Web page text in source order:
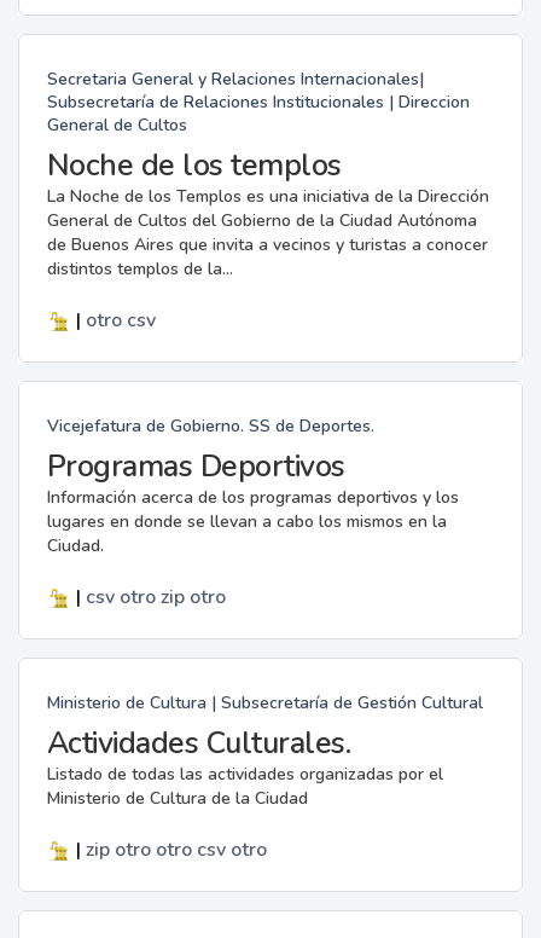
Secretaria General y Relaciones Internacionales|
Subsecretaría de Relaciones Institucionales | Direccion
General de Cultos
Noche de los templos
La Noche de los Templos es una iniciativa de la Dirección
General de Cultos del Gobierno de la Ciudad Autónoma
de Buenos Aires que invita a vecinos y turistas a conocer
distintos templos de la...
| otro csv
Vicejefatura de Gobierno. SS de Deportes.
Programas Deportivos
Información acerca de los programas deportivos y los
lugares en donde se llevan a cabo los mismos en la
Ciudad.
| csv otro zip otro
Ministerio de Cultura | Subsecretaría de Gestión Cultural
Actividades Culturales.
Listado de todas las actividades organizadas por el
Ministerio de Cultura de la Ciudad
| zip otro otro csv otro